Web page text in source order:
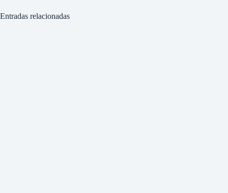
Entradas relacionadas